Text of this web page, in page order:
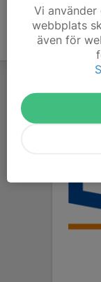
Vi
webbplats
även för